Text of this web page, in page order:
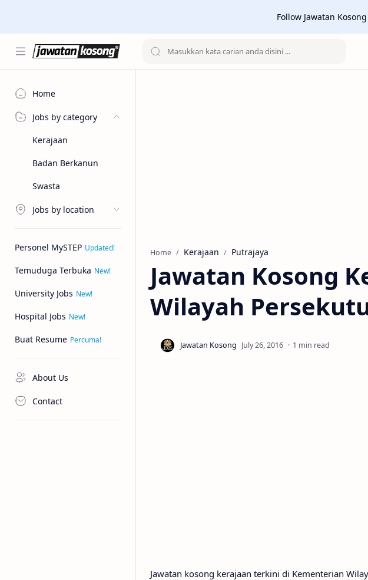
Follow Jawatan
Home
Jobs by category
Kerajaan
Badan Berkanun
Swasta
Jobs by location
Personel MySTEP
Temuduga Terbuka
University Jobs
Hospital Jobs
Buat Resume
About Us
Contact
Home Kerajaan Putrajaya
Jawatan Kosong
Wilayah
1 min read
Jawatan kosong kerajaan terkini di Kementerian